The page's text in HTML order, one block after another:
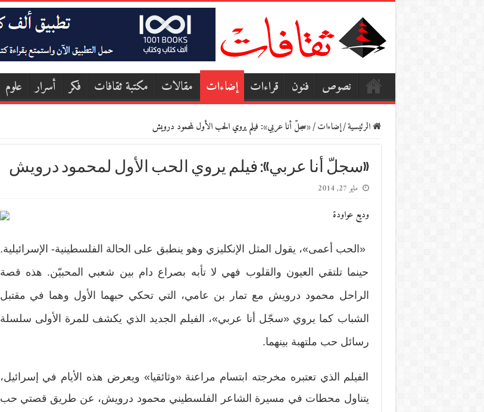
نصوص فنون قراءات إضاءات مقالات مكتبة ثقافات فكر أسرار علوم
الرئيسية/إضاءات/«سجلّ أنا عربي»: فيلم يروي الحب الأول لمحمود درويش
«سجلّ أنا عربي»: فيلم يروي الحب الأول لمحمود درويش
مايو 27, 2014
وديع عواودة
«الحب أعمى»، يقول المثل الإنكليزي وهو ينطبق على الحالة الفلسطينية- الإسرائيلية.
حينما تلتقي العيون والقلوب فهي لا تأبه بصراع دام بين شعبي المحبيّن. هذه قصة
الراحل محمود درويش مع تمار بن عامي، التي تحكي حبهما الأول وهما في مقتبل
الشباب كما يروي «سجّل أنا عربي»، الفيلم الجديد الذي يكشف للمرة الأولى سلسلة
رسائل حب ملتهبة بينهما.
الفيلم الذي تعتبره مخرجته ابتسام مراعنة «وثائقيا» ويعرض هذه الأيام في إسرائيل،
يتناول محطات في مسيرة الشاعر الفلسطيني محمود درويش، عن طريق قصتي حب